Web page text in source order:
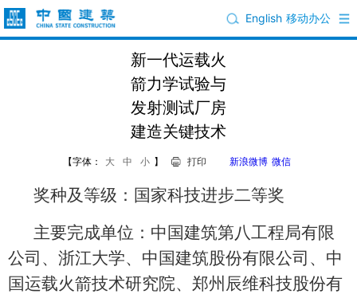
移动办公
English
新一代运载火
箭力学试验与
发射测试厂房
建造关键技术
【字体： 大 中 小 】 打印 新浪微博 微信
奖种及等级：国家科技进步二等奖
主要完成单位：中国建筑第八工程局有限
公司、浙江大学、中国建筑股份有限公司、中
国运载火箭技术研究院、郑州辰维科技股份有